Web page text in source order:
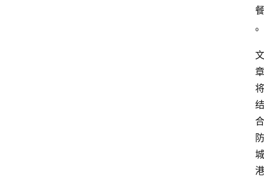
餐
。
文
章
将
结
合
防
城
港